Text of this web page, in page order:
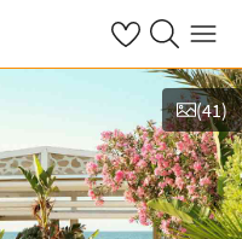
Se dine gemte
Søg påMenu
(41)